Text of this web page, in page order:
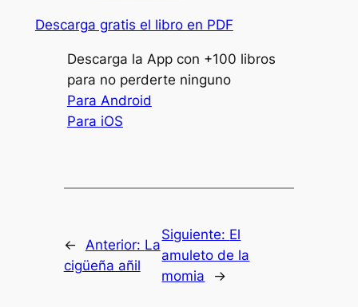
Descarga gratis el libro en PDF
Descarga la App con +100 libros
para no perderte ninguno
Para Android
Para iOS
← Anterior: La
cigüeña añil
Siguiente: El
amuleto de la
momia
→